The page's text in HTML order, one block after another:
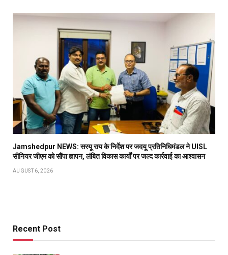
Jamshedpur NEWS: सरयू राय के निर्देश पर जदयू प्रतिनिधिमंडल ने UISL
सीनियर जीएम को सौंपा ज्ञापन, लंबित विकास कार्यों पर जल्द कार्रवाई का आश्वासन
AUGUST 6, 2026
Recent Post